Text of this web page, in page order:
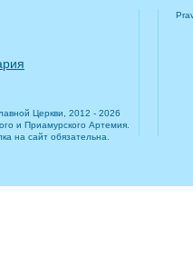
Церкви, 2012 - 2026
и Приамурского Артемия.
на сайт обязательна.